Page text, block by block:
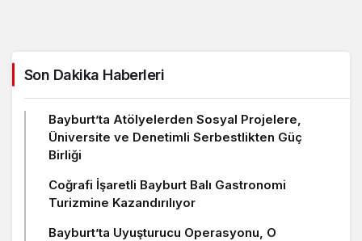
Son Dakika Haberleri
Bayburt’ta Atölyelerden Sosyal Projelere,
Üniversite ve Denetimli Serbestlikten Güç
Birliği
Coğrafi İşaretli Bayburt Balı Gastronomi
Turizmine Kazandırılıyor
Bayburt’ta Uyuşturucu Operasyonu, O